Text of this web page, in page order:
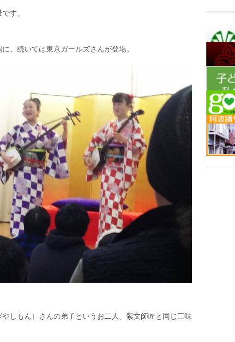
す。
、続いては東京ガールズさんが登場。
しもん）さんの弟子というお二人。紫文師匠と同じ三味